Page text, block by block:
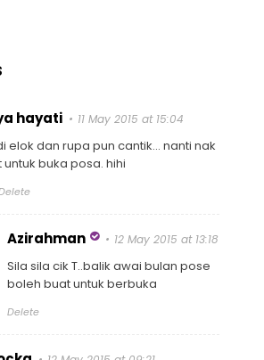
hayati 11 May 2015 at 15:04
elok dan rupa pun cantik... nanti nak
untuk buka posa. hihi
Azirahman 12 May 2015 at 13:18
Sila sila cik T..balik awai bulan pose
boleh buat untuk berbuka
Delete